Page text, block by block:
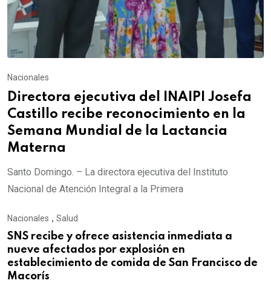
Nacionales
Directora ejecutiva del INAIPI Josefa
Castillo recibe reconocimiento en la
Semana Mundial de la Lactancia
Materna
Santo Domingo. – La directora ejecutiva del Instituto
Nacional de Atención Integral a la Primera
Nacionales , Salud
SNS recibe y ofrece asistencia inmediata a
nueve afectados por explosión en
establecimiento de comida de San Francisco de
Macorís